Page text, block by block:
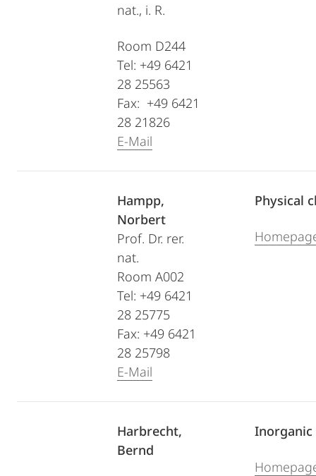
nat., i. R.
Room D244
Tel: +49 6421
28 25563
Fax: +49 6421
28 21826
E-Mail
Hampp,
Norbert
Prof. Dr. rer.
nat.
Room A002
Tel: +49 6421
28 25775
Fax: +49 6421
28 25798
E-Mail
Physical
Harbrecht,
Bernd